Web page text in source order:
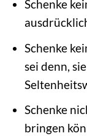
Schenke
Schenke
sei denn,
Schenke
bringen